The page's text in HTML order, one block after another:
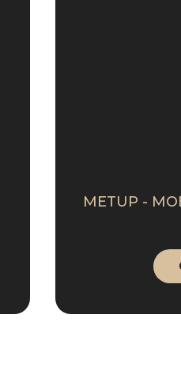
METUP -